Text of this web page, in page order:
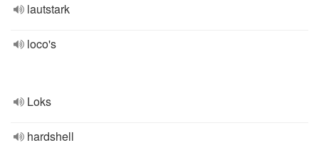
lautstark
loco's
Loks
hardshell